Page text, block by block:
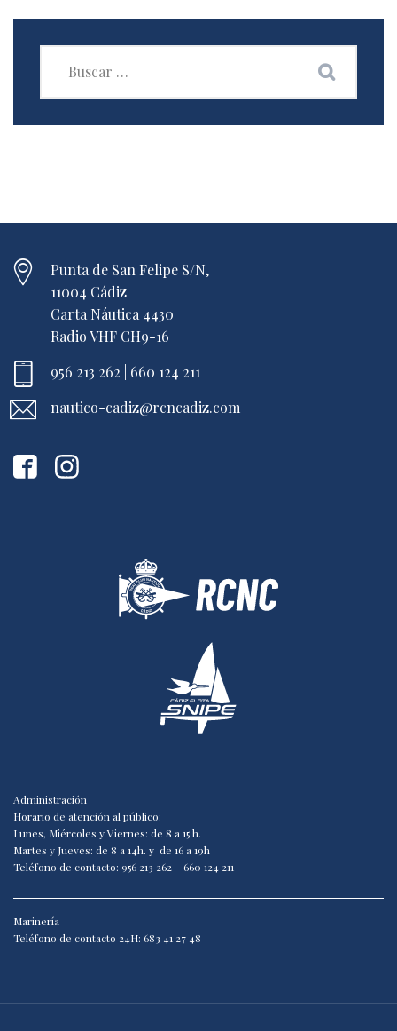
Punta de San Felipe S/N,
11004 Cádiz
Carta Náutica 4430
Radio VHF CH9-16
956 213 262 | 660 124 211
nautico-cadiz@rcncadiz.com
Administración
Horario de atención al público:
Lunes, Miércoles y Viernes: de 8 a 15 h.
Martes y Jueves: de 8 a 14h. y de 16 a 19h
Teléfono de contacto: 956 213 262 – 660 124 211
Marinería
Teléfono de contacto 24H: 683 41 27 48